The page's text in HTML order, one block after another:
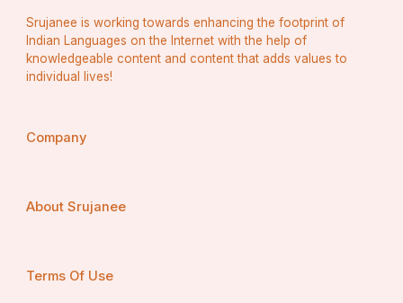
👉 ମହାଲକ୍ଷ୍ମୀଙ୍କ ବାପଘର
ବେଳେ ଲକ୍ଷ୍ମୀଙ୍କ ଆବିର୍ଭାବ ବର୍ଣ୍ଣନା ରହିଛି। ଏଠାରେ
Srujanee is working towards enhancing the footprint of
Indian Languages on the Internet with the help of
knowledgeable content and content that adds values to
individual lives!
Company
About Srujanee
Terms Of Use